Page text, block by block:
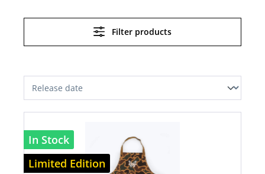
Filter products
In Stock
Limited Edition